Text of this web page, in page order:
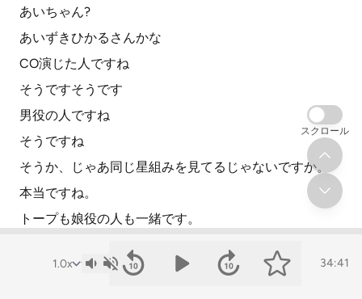
あいちゃん?
あいずきひかるさんかな
CO演じた人ですね
そうですそうです
男役の人ですね
そうですね
そうか、じゃあ同じ星組みを見てるじゃないですか。
本当ですね。
トープも娘役の人も一緒です。
素敵でした。
34:41
スクロール